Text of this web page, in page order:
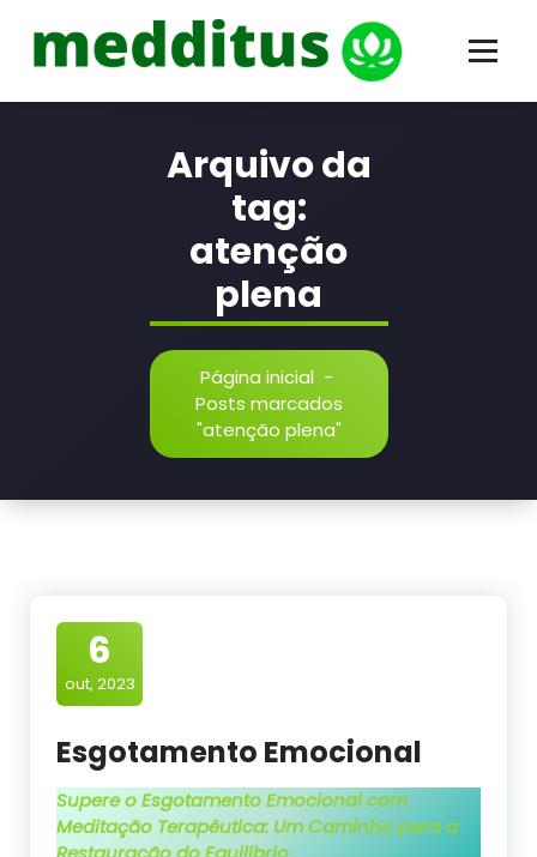
para
Arquivo da
tag:
atenção
plena
Página inicial -
Posts marcados
"atenção plena"
6
out, 2023
Esgotamento Emocional
Supere o Esgotamento Emocional com
Meditação Terapêutica: Um Caminho para a